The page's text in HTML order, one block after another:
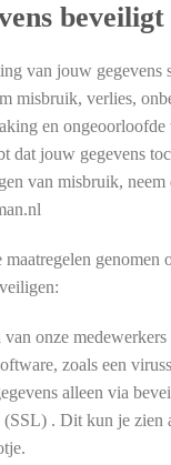
beveiligt
van jouw gegevens
misbruik, verlies,
en
dat jouw gegevens
van misbruik, neem
maatregelen genomen
van onze
zoals een
alleen via
. Dit kun je zien